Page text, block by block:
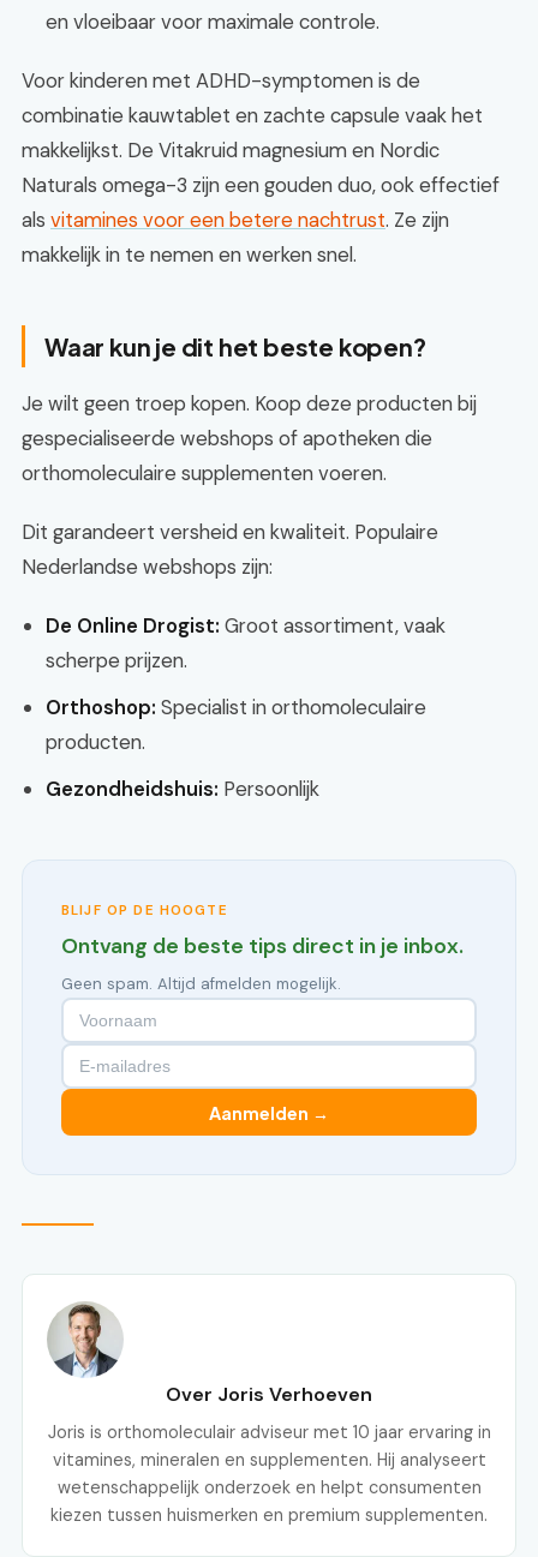
en vloeibaar voor maximale controle.
Voor kinderen met ADHD-symptomen is de
combinatie kauwtablet en zachte capsule vaak het
makkelijkst. De Vitakruid magnesium en Nordic
Naturals omega-3 zijn een gouden duo, ook effectief
als vitamines voor een betere nachtrust. Ze zijn
makkelijk in te nemen en werken snel.
Waar kun je dit het beste kopen?
Je wilt geen troep kopen. Koop deze producten bij
gespecialiseerde webshops of apotheken die
orthomoleculaire supplementen voeren.
Dit garandeert versheid en kwaliteit. Populaire
Nederlandse webshops zijn:
De Online Drogist: Groot assortiment, vaak
scherpe prijzen.
Orthoshop: Specialist in orthomoleculaire
producten.
Gezondheidshuis: Persoonlijk
BLIJF OP DE HOOGTE
Ontvang de beste tips direct in je inbox.
Geen spam. Altijd afmelden mogelijk.
Aanmelden →
Over Joris Verhoeven
Joris is orthomoleculair adviseur met 10 jaar ervaring in
vitamines, mineralen en supplementen. Hij analyseert
wetenschappelijk onderzoek en helpt consumenten
kiezen tussen huismerken en premium supplementen.